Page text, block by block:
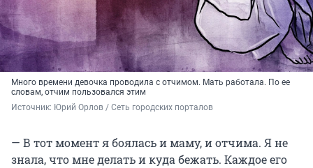
Много времени девочка проводила с отчимом. Мать работала. По ее
словам, отчим пользовался этим
Источник: Юрий Орлов / Сеть городских порталов
— В тот момент я боялась и маму, и отчима. Я не
знала, что мне делать и куда бежать. Каждое его